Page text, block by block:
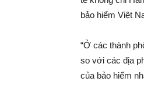
bảo hiểm Việt
“Ở các thành
so với các địa
của bảo hiểm